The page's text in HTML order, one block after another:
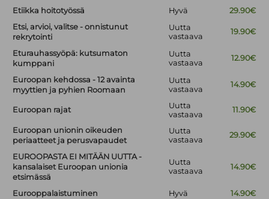
Etiikka hoitotyössä Hyvä
29.90€
Etsi, arvioi, valitse - onnistunut
rekrytointi
Uutta
vastaava
19.90€
Eturauhassyöpä: kutsumaton
kumppani
Uutta
vastaava
12.90€
Euroopan kehdossa - 12 avainta
myyttien ja pyhien Roomaan
Uutta
vastaava
14.90€
Euroopan rajat
Uutta
vastaava
11.90€
Euroopan unionin oikeuden
periaatteet ja perusvapaudet
Uutta
vastaava
29.90€
EUROOPASTA EI MITÄÄN UUTTA -
kansalaiset Euroopan unionia
etsimässä
Uutta
vastaava
14.90€
Eurooppalaistuminen Hyvä
14.90€